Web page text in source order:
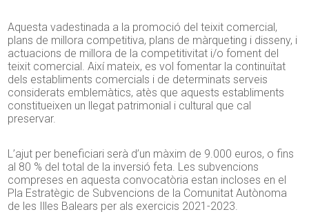
Aquesta vadestinada a la promoció del teixit comercial,
plans de millora competitiva, plans de màrqueting i disseny, i
actuacions de millora de la competitivitat i/o foment del
teixit comercial. Així mateix, es vol fomentar la continuïtat
dels establiments comercials i de determinats serveis
considerats emblemàtics, atès que aquests establiments
constitueixen un llegat patrimonial i cultural que cal
preservar.
L’ajut per beneficiari serà d’un màxim de 9.000 euros, o fins
al 80 % del total de la inversió feta. Les subvencions
compreses en aquesta convocatòria estan incloses en el
Pla Estratègic de Subvencions de la Comunitat Autònoma
de les Illes Balears per als exercicis 2021-2023.